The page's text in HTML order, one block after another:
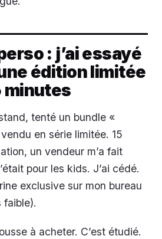
: j’ai essayé
édition limitée
minutes
tenté un bundle «
en série limitée. 15
un vendeur m’a fait
pour les kids. J’ai cédé.
exclusive sur mon bureau
faible).
à acheter. C’est étudié.